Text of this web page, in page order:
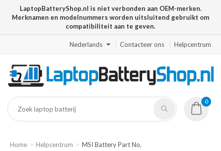
LaptopBatteryShop.nl is niet verbonden aan OEM-merken.
Merknamen en modelnummers worden uitsluitend gebruikt om
compatibiliteit aan te geven.
Nederlands Contacteer ons Helpcentrum
0
Home Helpcentrum MSI Battery Part No.